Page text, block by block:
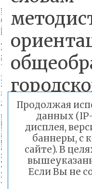
сейчас
ребята
Продолжая
данных
дисплея,
баннеры, с
сайте). В
Если Вы не